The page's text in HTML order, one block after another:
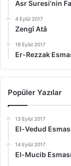
Asr Suresi’nin
4 Eylül 2017
Zengî Atâ
19 Eylül 2017
Er-Rezzak
Popüler Yazılar
13 Eylül 2017
El-Vedud
14 Eylül 2017
El-Mucib